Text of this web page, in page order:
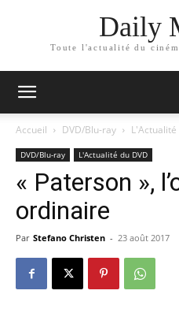
Daily
Toute l'actualité du
Accueil DVD/Blu-ray L'Actualité
DVD/Blu-ray L'Actualité du DVD
« Paterson »,
ordinaire
Par Stefano Christen - 23 août 2017